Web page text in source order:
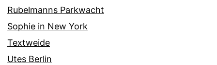
Rubelmanns Parkwacht
Sophie in New York
Textweide
Utes Berlin